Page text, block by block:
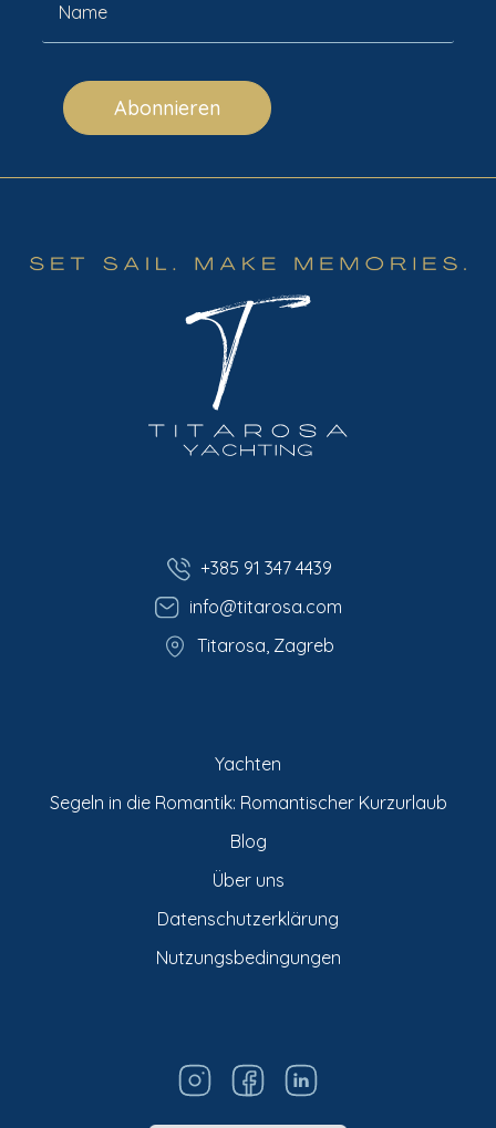
Abonnieren
+385 91 347 4439
info@titarosa.com
Titarosa, Zagreb
Yachten
Segeln in die Romantik: Romantischer Kurzurlaub
Blog
Über uns
Datenschutzerklärung
Nutzungsbedingungen